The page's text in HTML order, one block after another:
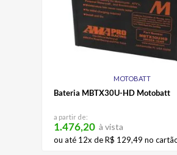
MOTOBATT
Bateria MBTX30U-HD Motobatt
a partir de:
1.476,20 à vista
ou até 12x deR$ 129,49 no